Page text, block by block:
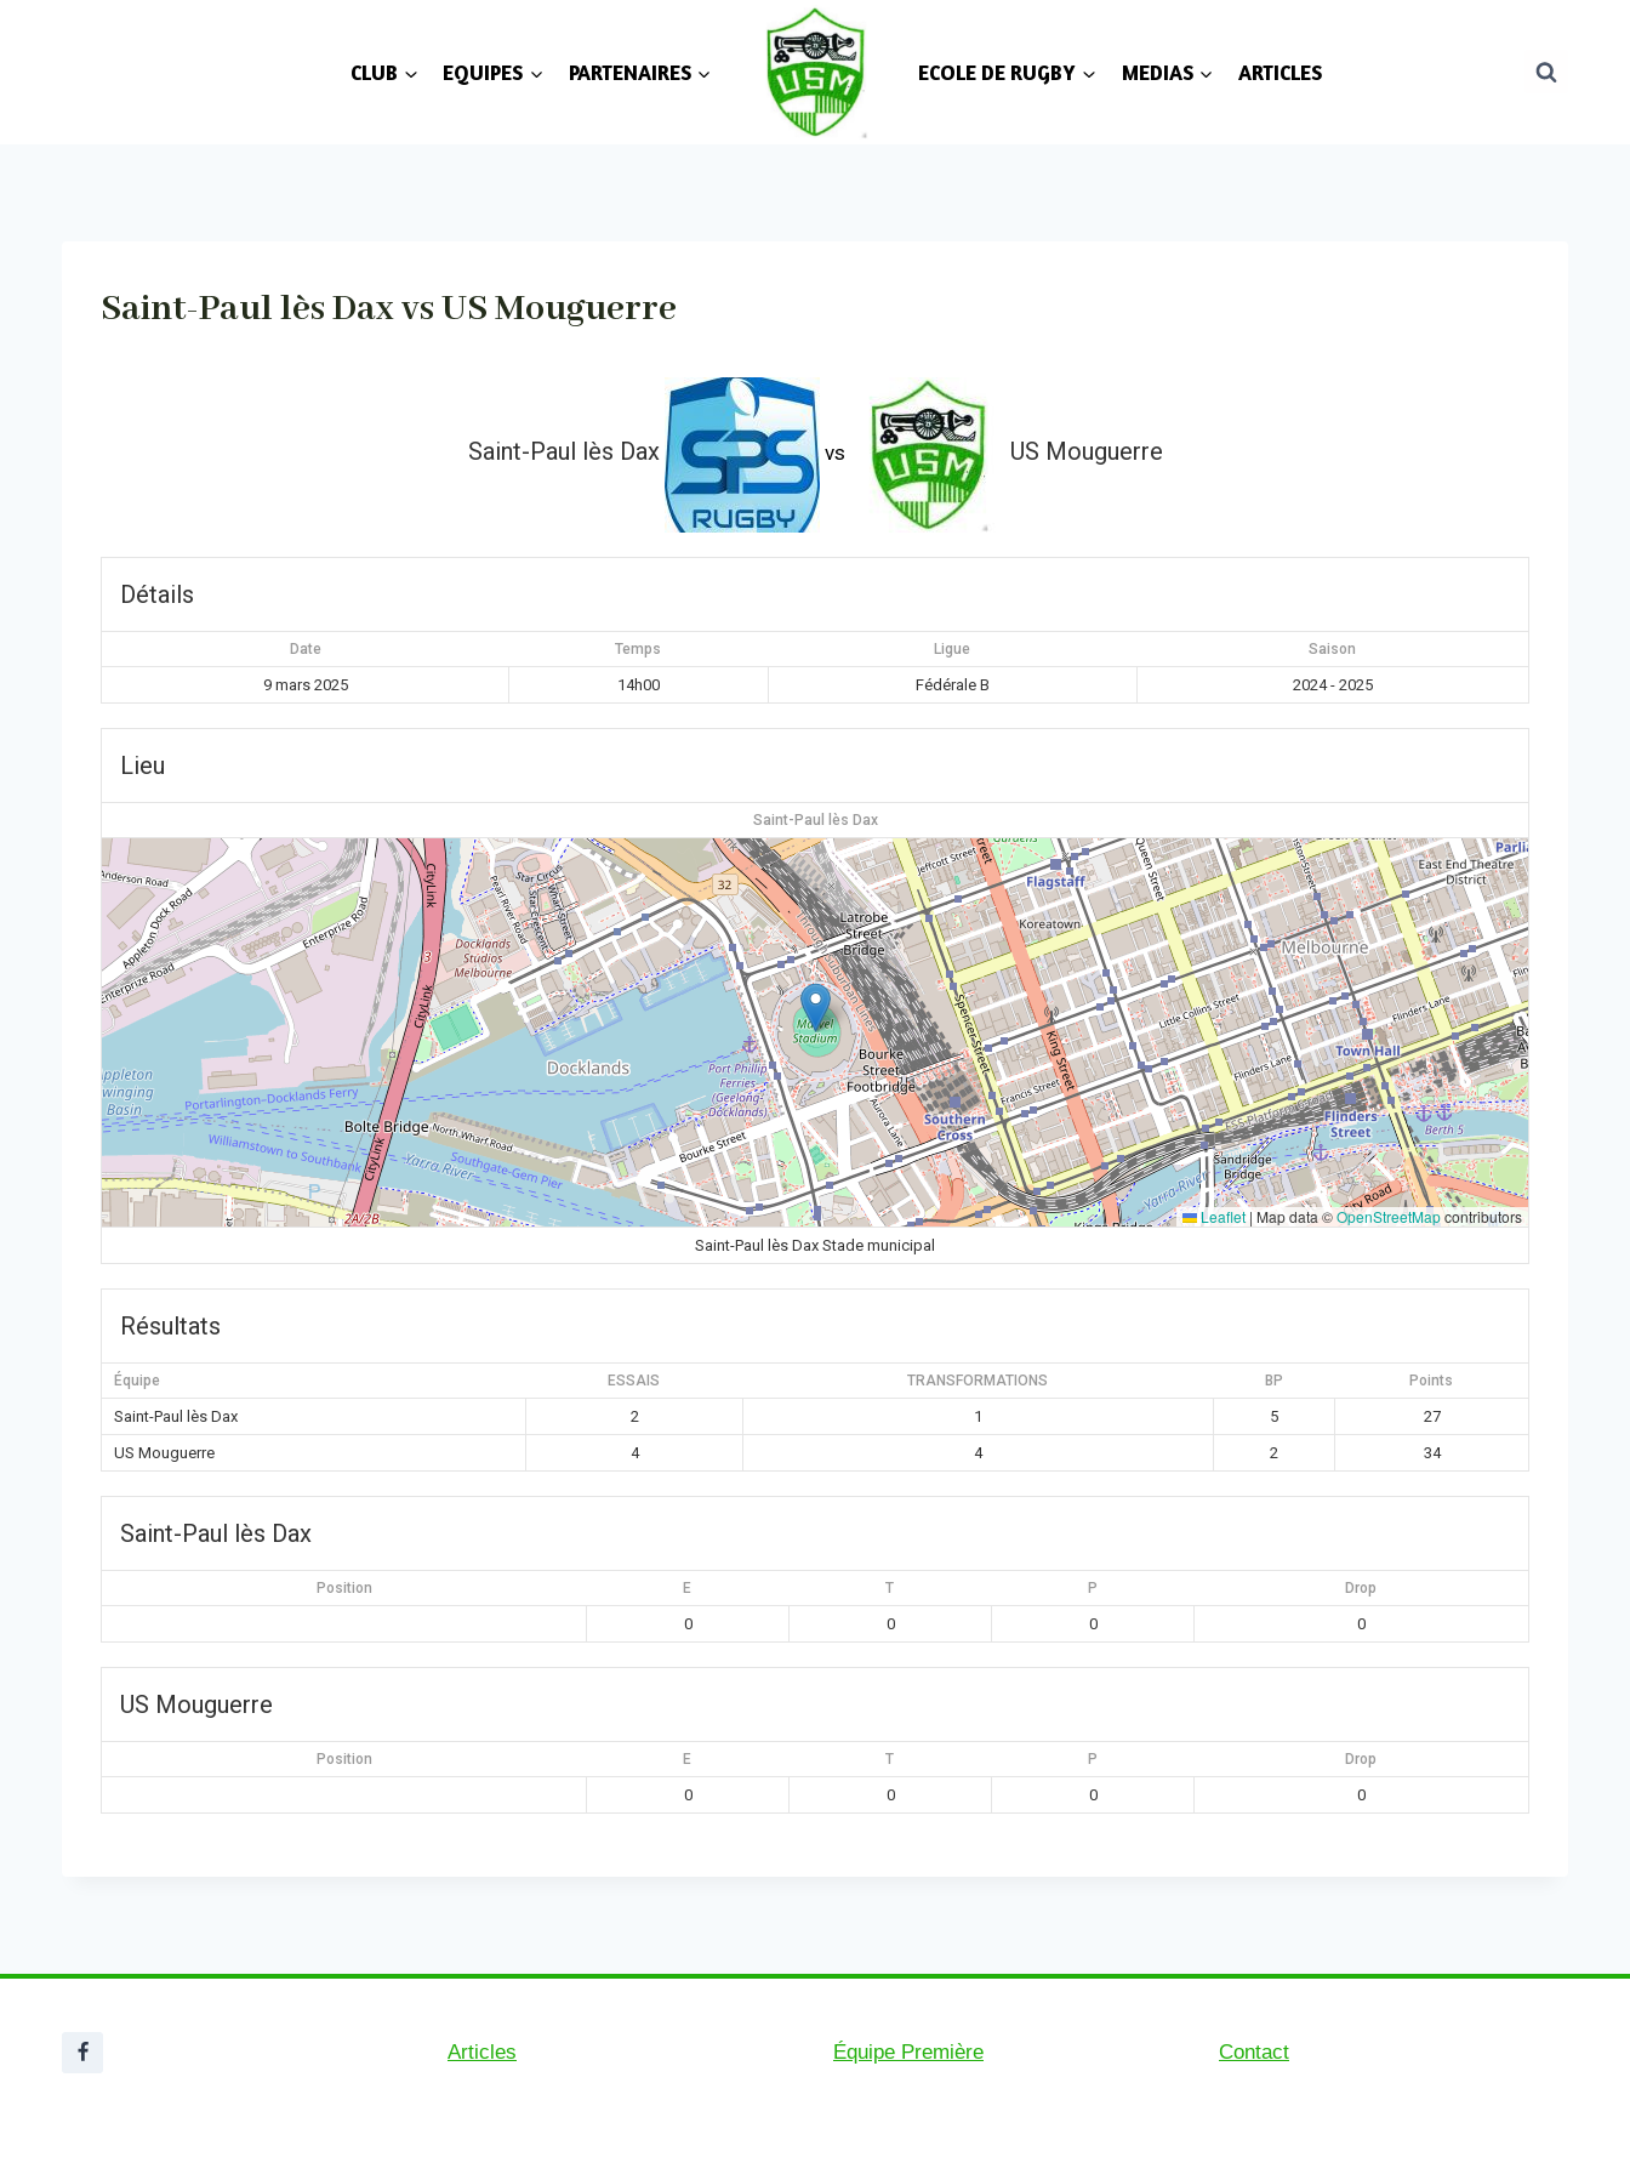
CLUB EQUIPES PARTENAIRES ECOLE DE RUGBY MEDIAS ARTICLES
Saint-Paul lès Dax vs US Mouguerre
Saint-Paul lès Dax vs US Mouguerre
Détails
Date Temps Ligue Saison
9 mars 2025 14h00 Fédérale B 2024 - 2025
Lieu
Saint-Paul lès Dax
Leaflet | Map data ©OpenStreetMapcontributors
Saint-Paul lès Dax Stade municipal
Résultats
Équipe ESSAIS TRANSFORMATIONS BP Points
Saint-Paul lès Dax 2 1 5
27
US Mouguerre
4 4 2 34
Saint-Paul lès Dax
Position E T P Drop
0 0 0 0
US Mouguerre
Position E T P Drop
0 0 0 0
Articles Équipe Première Contact